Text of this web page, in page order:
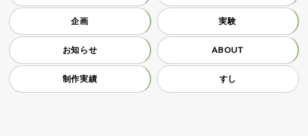
企画 実験
お知らせ ABOUT
制作実績 すし